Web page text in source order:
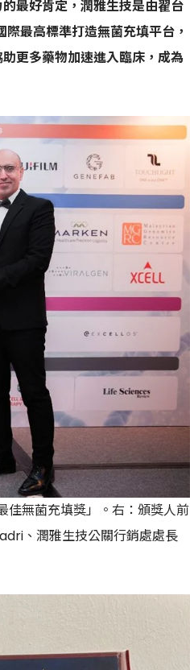
的最好肯定，潤雅生技是由翟台
最高標準打造無菌充填平台，
更多藥物加速進入臨床，成為
佳無菌充填獎」。右：頒獎人前
、潤雅生技公關行銷處處長